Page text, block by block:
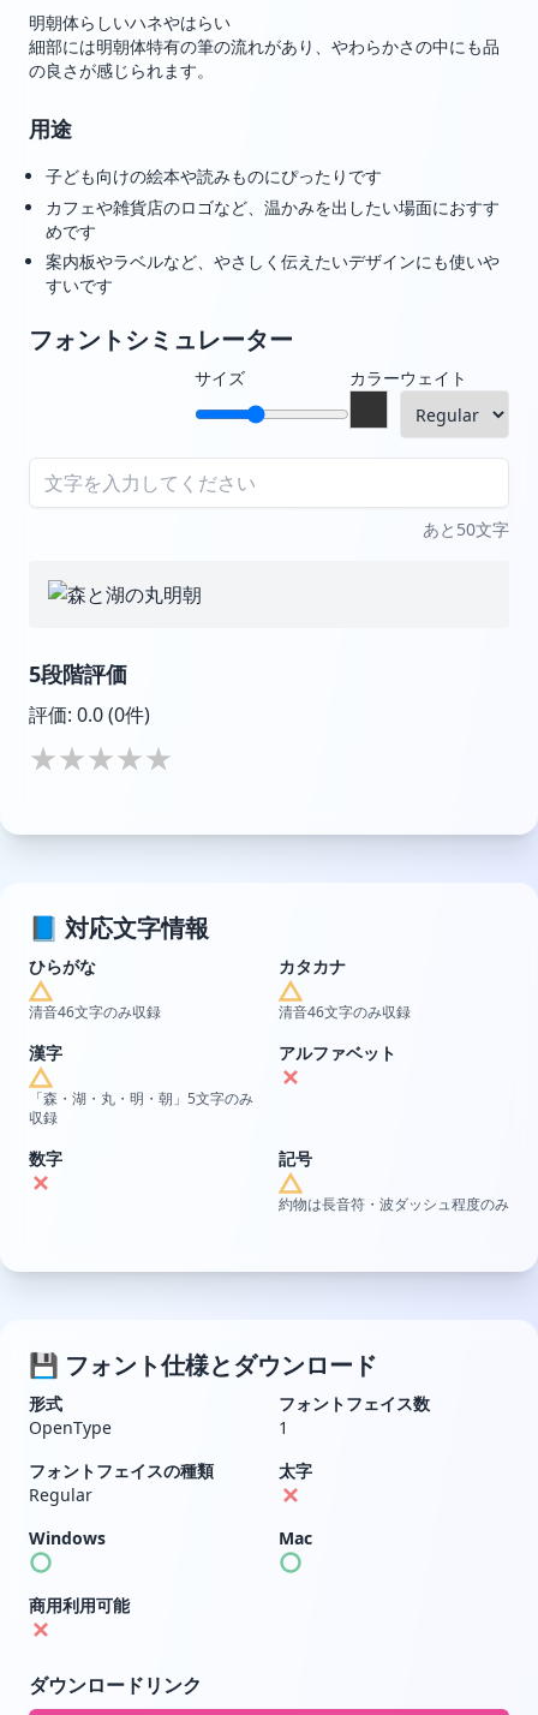
明朝体らしいハネやはらい
細部には明朝体特有の筆の流れがあり、やわらかさの中にも品
の良さが感じられます。
用途
子ども向けの絵本や読みものにぴったりです
カフェや雑貨店のロゴなど、温かみを出したい場面におすす
めです
案内板やラベルなど、やさしく伝えたいデザインにも使いや
すいです
フォントシミュレーター
サイズ カラーウェイト
あと50文字
5段階評価
評価: 0.0(0件)
★★★★★
📘 対応文字情報
ひらがな
清音46文字のみ収録
カタカナ
清音46文字のみ収録
漢字
「森・湖・丸・明・朝」5文字のみ
収録
アルファベット
数字 記号
約物は長音符・波ダッシュ程度のみ
💾 フォント仕様とダウンロード
形式
OpenType
フォントフェイス数
1
フォントフェイスの種類
Regular
太字
Windows Mac
商用利用可能
ダウンロードリンク